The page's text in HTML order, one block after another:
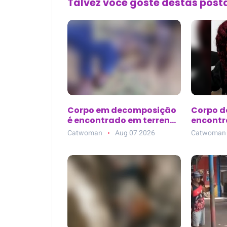
Talvez você goste destas
Corpo em decomposição
é encontrado em terreno
baldio atrás do
Supermercado Rebouças,
Catwoman Aug 07 2026
Corpo
buscas
Catwoman